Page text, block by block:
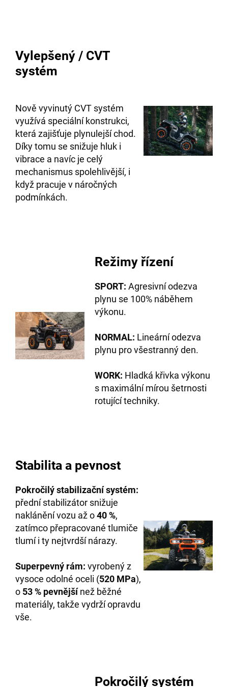
Vylepšený / CVT
systém
Nově vyvinutý CVT systém
využívá speciální konstrukci,
která zajišťuje plynulejší chod.
Díky tomu se snižuje hluk i
vibrace a navíc je celý
mechanismus spolehlivější, i
když pracuje v náročných
podmínkách.
Režimy řízení
SPORT: Agresivní odezva
plynu se 100% náběhem
výkonu.
NORMAL: Lineární odezva
plynu pro všestranný den.
WORK: Hladká křivka výkonu
s maximální mírou šetrnosti
rotující techniky.
Stabilita a pevnost
Pokročilý stabilizační systém:
přední stabilizátor snižuje
naklánění vozu až o40 %,
zatímco přepracované tlumiče
tlumí i ty nejtvrdší nárazy.
Superpevný rám: vyrobený z
vysoce odolné oceli (520 MPa),
o 53 % pevnějšínež běžné
materiály, takže vydrží opravdu
vše.
Pokročilý systém